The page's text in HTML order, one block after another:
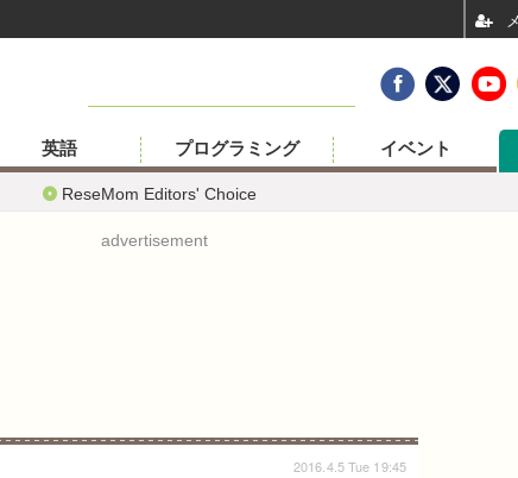
ReseMom Editors' Choice
英語 プログラミング イベント
advertisement
2016.4.5 Tue 19:45